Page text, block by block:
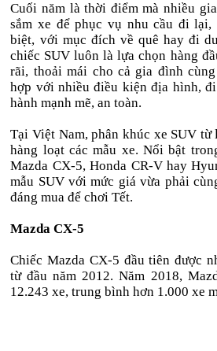
Cuối năm là thời điểm mà nhiều
sắm xe để phục vụ nhu cầu đi
biệt, với mục đích về quê hay đi
chiếc SUV luôn là lựa chọn hàng
rãi, thoải mái cho cả gia đình
hợp với nhiều điều kiện địa hình,
hành mạnh mẽ, an toàn.
Tại Việt Nam, phân khúc xe SUV
hàng loạt các mẫu xe. Nổi bật
Mazda CX-5, Honda CR-V hay
mẫu SUV với mức giá vừa phải
đáng mua để chơi Tết.
Mazda CX-5
Chiếc Mazda CX-5 đầu tiên được
từ đầu năm 2012. Năm 2018,
12.243 xe, trung bình hơn 1.000 xe